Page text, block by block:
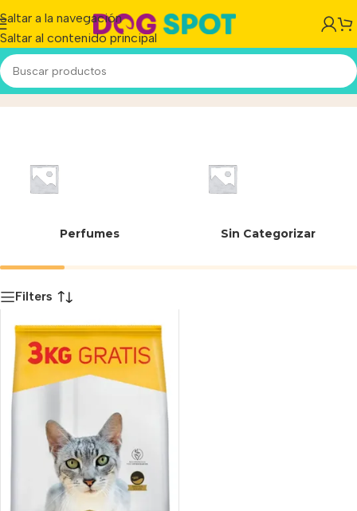
Saltar a la navegación
Saltar al contenido principal
L-lisinaInicio/Producto
Perfumes Sin Categorizar
Filters